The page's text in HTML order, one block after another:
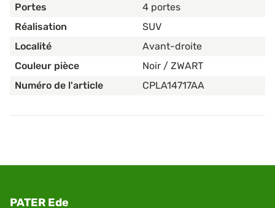
Portes
4 portes
Réalisation
SUV
Localité
Avant-droite
Couleur pièce
Noir / ZWART
Numéro de l'article
CPLA14717AA
PATER Ede